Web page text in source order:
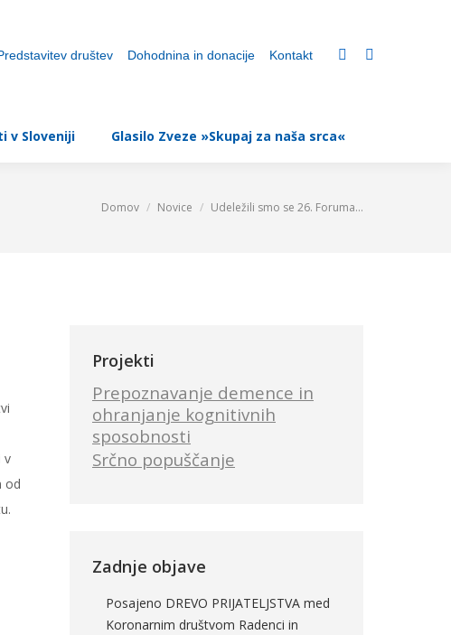
društev Dohodnina in donacije Kontakt
v Sloveniji Glasilo Zveze »Skupaj za naša srca«
You are here:
Domov Novice Udeležili smo se 26. Foruma…
v
od
Projekti
Prepoznavanje demence in
ohranjanje kognitivnih
sposobnosti
Srčno popuščanje
Zadnje objave
Posajeno DREVO PRIJATELJSTVA med
Koronarnim društvom Radenci in